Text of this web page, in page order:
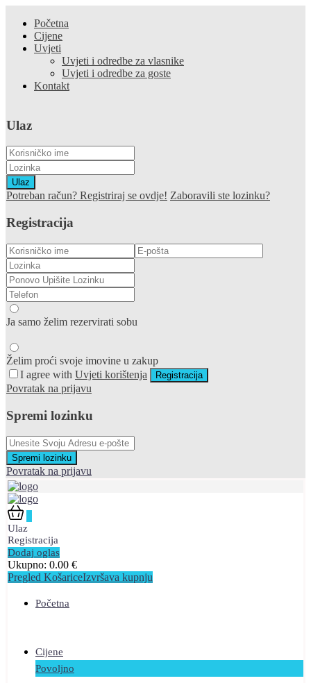
Početna
Cijene
Uvjeti
Uvjeti i odredbe za vlasnike
Uvjeti i odredbe za goste
Kontakt
Ulaz
Ulaz
Potreban račun? Registriraj se ovdje! Zaboravili ste lozinku?
Registracija
Ja samo želim rezervirati sobu
Želim proći svoje imovine u zakup
I agree with Uvjeti korištenja Registracija
Povratak na prijavu
Spremi lozinku
Spremi lozinku
Povratak na prijavu
Ulaz
Registracija
Dodaj oglas
Ukupno: 0.00 €
Pregled KošariceIzvršava kupnju
Početna
Cijene
Povoljno